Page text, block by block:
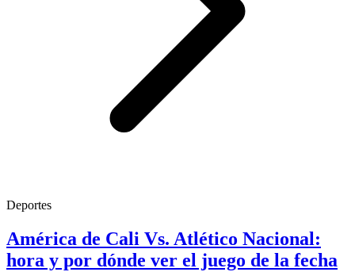
Deportes
América de Cali Vs. Atlético Nacional:
hora y por dónde ver el juego de la fecha